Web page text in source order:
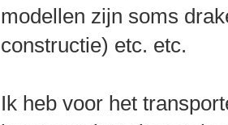
modellen zijn soms
constructie) etc. etc.
Ik heb voor het